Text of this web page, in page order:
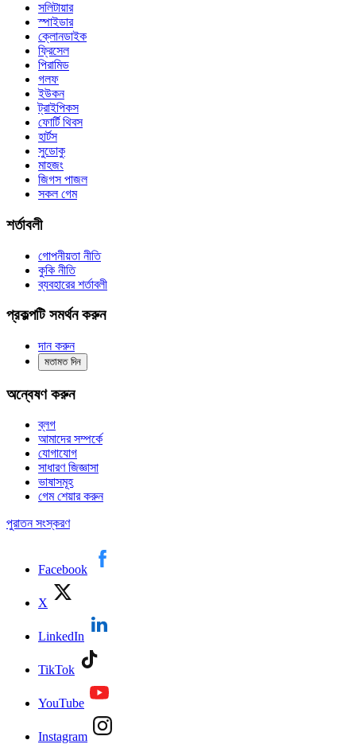
সলিটায়ার
স্পাইডার
ক্লোনডাইক
ফ্রিসেল
পিরামিড
গলফ
ইউকন
ট্রাইপিকস
ফোর্টি থিবস
হার্টস
সুডোকু
মাহজং
জিগস পাজল
সকল গেম
শর্তাবলী
গোপনীয়তা নীতি
কুকি নীতি
ব্যবহারের শর্তাবলী
প্রকল্পটি সমর্থন করুন
দান করুন
মতামত দিন
অন্বেষণ করুন
ব্লগ
আমাদের সম্পর্কে
যোগাযোগ
সাধারণ জিজ্ঞাসা
ভাষাসমূহ
গেম শেয়ার করুন
পুরাতন সংস্করণ
Facebook
X
LinkedIn
TikTok
YouTube
Instagram